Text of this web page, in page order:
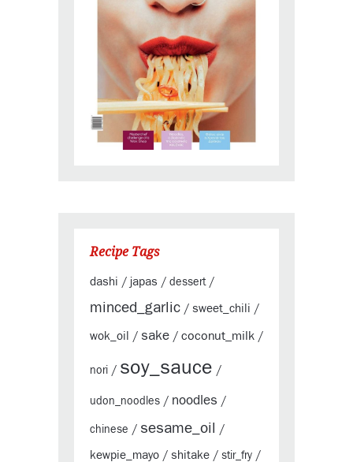
Recipe Tags
dashi / japas / dessert /
minced_garlic / sweet_chili /
wok_oil / sake / coconut_milk /
nori / soy_sauce /
udon_noodles / noodles /
chinese / sesame_oil /
kewpie_mayo / shitake / stir_fry /